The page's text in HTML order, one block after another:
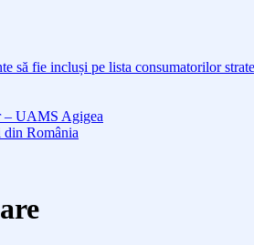
să fie incluși pe lista consumatorilor
– UAMS Agigea
din România